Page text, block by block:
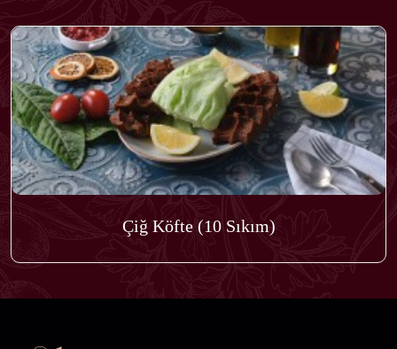
Çiğ Köfte (10 Sıkım)